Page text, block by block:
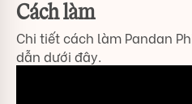
Cách làm
Chi tiết cách làm Pandan
dẫn dưới đây.